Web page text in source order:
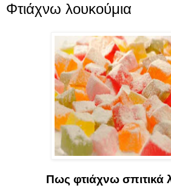
Φτιάχνω λουκούμια
Πως φτιάχνω σπιτικά